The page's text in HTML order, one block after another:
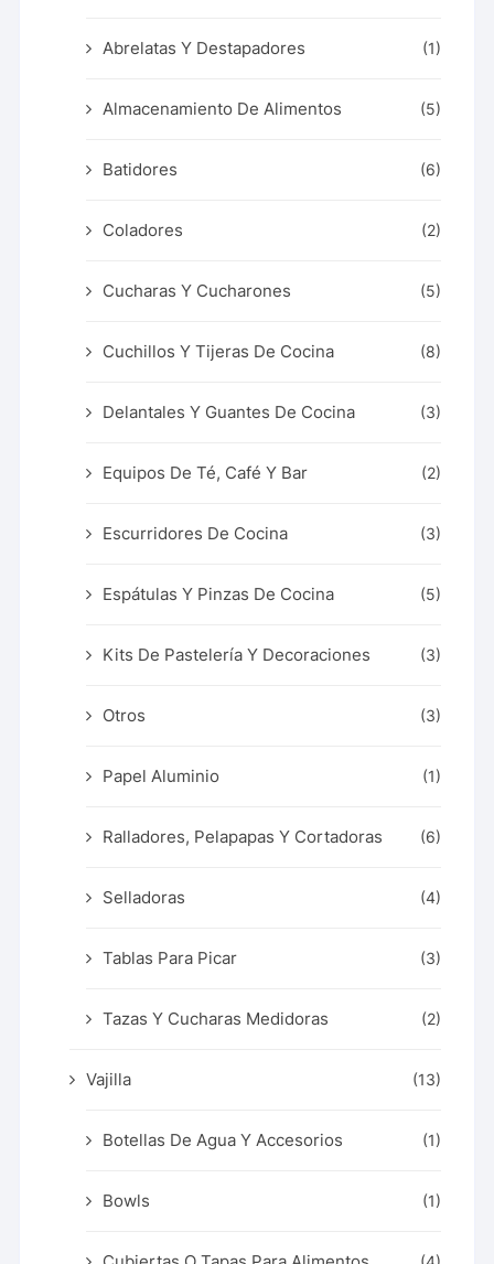
Abrelatas Y Destapadores (1)
Almacenamiento De Alimentos (5)
Batidores (6)
Coladores (2)
Cucharas Y Cucharones (5)
Cuchillos Y Tijeras De Cocina (8)
Delantales Y Guantes De Cocina (3)
Equipos De Té, Café Y Bar (2)
Escurridores De Cocina (3)
Espátulas Y Pinzas De Cocina (5)
Kits De Pastelería Y Decoraciones (3)
Otros (3)
Papel Aluminio (1)
Ralladores, Pelapapas Y Cortadoras (6)
Selladoras (4)
Tablas Para Picar (3)
Tazas Y Cucharas Medidoras (2)
Vajilla (13)
Botellas De Agua Y Accesorios (1)
Bowls (1)